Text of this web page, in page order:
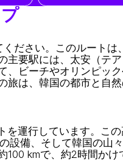
ださい。このルート
要駅には、太安（テ
ビーチやオリンピッ
は、韓国の都市と自
運行しています。こ
備、そして韓国の山
kmで、約2時間かけ